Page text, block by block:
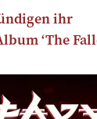
ihr
‘The